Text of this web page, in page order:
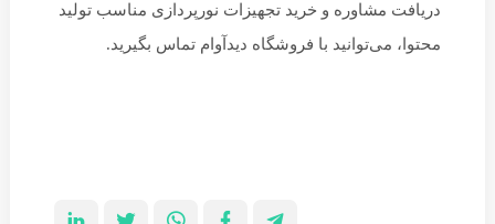
دریافت مشاوره و خرید تجهیزات نورپردازی مناسب تولید
محتوا، می‌توانید با فروشگاه دیدآوام تماس بگیرید.